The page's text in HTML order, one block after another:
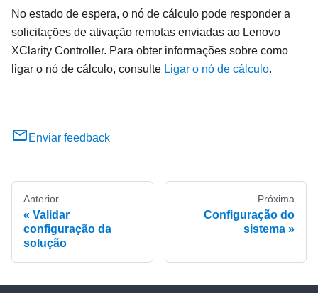
No estado de espera, o nó de cálculo pode responder a
solicitações de ativação remotas enviadas ao Lenovo
XClarity Controller. Para obter informações sobre como
ligar o nó de cálculo, consulte Ligar o nó de cálculo.
Enviar feedback
Anterior
Validar
configuração da
solução
Próxima
Configuração do
sistema